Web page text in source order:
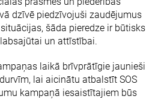
dzīvē piedzīvojuši zaudējumus
šāda pieredze ir būtisks
un attīstībai.
laikā brīvprātīgie jaunieši
lai aicinātu atbalstīt SOS
kampaņā iesaistītajiem būs